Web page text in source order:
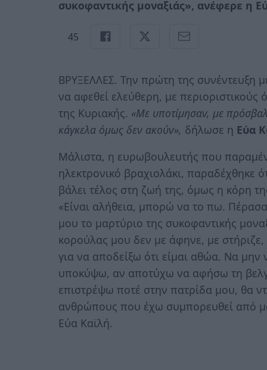
συκοφαντικής μοναξιάς», ανέφερε η
45
ΒΡΥΞΕΛΛΕΣ. Την πρώτη της συνέντευξη
να αφεθεί ελεύθερη, με
της Κυριακής. «Με υποτίμησαν, με
κάγκελα όμως δεν ακούν», δήλωσε η Εύα
Μάλιστα, η ευρωβουλευτής που
ηλεκτρονικό βραχιολάκι, παραδέχθηκε
βάλει τέλος στη ζωή της, όμως η κόρη
«Είναι αλήθεια, μπορώ να το πω.
μου το μαρτύριο της συκοφαντικής
κορούλας μου δεν με άφηνε, με
για να αποδείξω ότι είμαι αθώα. Να μην
υποκύψω, αν αποτύχω να αφήσω τη
επιστρέψω ποτέ στην πατρίδα μου, θα
ανθρώπους που έχω συμπορευθεί από
Εύα Καϊλή.